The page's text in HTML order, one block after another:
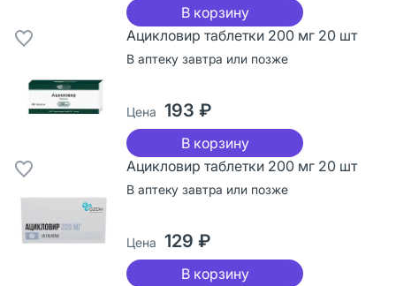
В корзину
Ацикловир таблетки 200 мг 20 шт
В аптеку завтра или позже
Цена 193 ₽
В корзину
Ацикловир таблетки 200 мг 20 шт
В аптеку завтра или позже
Цена 129 ₽
В корзину